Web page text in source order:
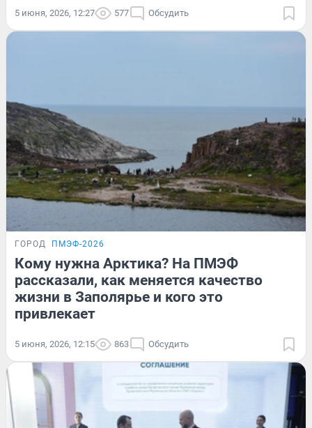
5 июня, 2026, 12:27 577 Обсудить
ГОРОД ПМЭФ-2026
Кому нужна Арктика? На ПМЭФ
рассказали, как меняется качество
жизни в Заполярье и кого это
привлекает
5 июня, 2026, 12:15 863 Обсудить